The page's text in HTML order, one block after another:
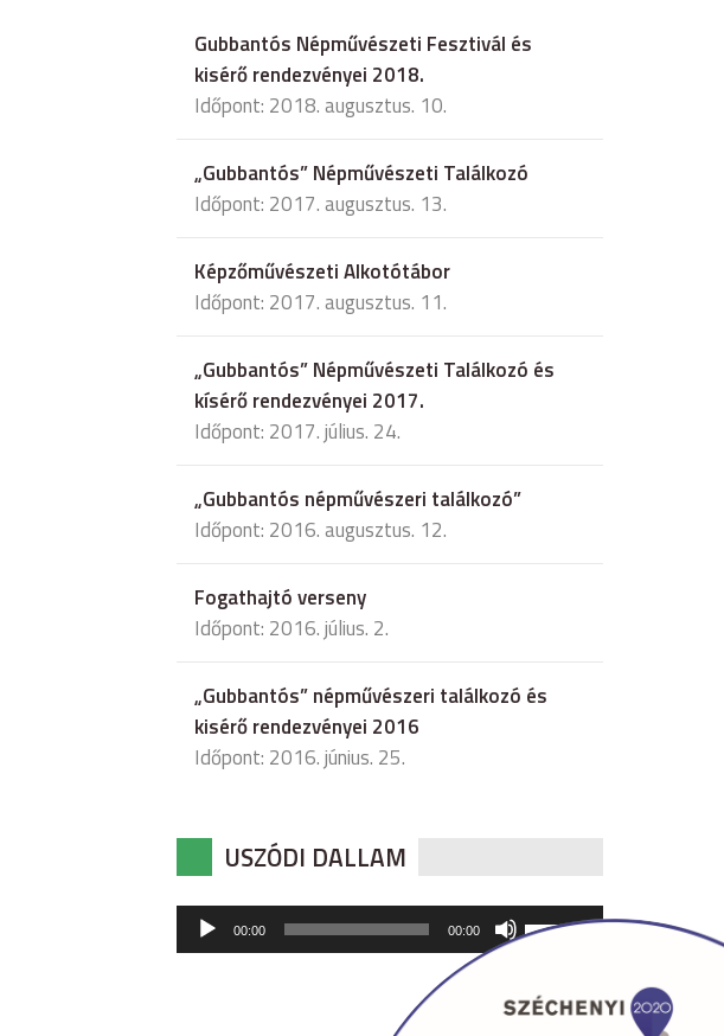
Gubbantós Népművészeti Fesztivál és
kisérő rendezvényei 2018.
Időpont: 2018. augusztus. 10.
„Gubbantós” Népművészeti Találkozó
Időpont: 2017. augusztus. 13.
Képzőművészeti Alkotótábor
Időpont: 2017. augusztus. 11.
„Gubbantós” Népművészeti Találkozó és
kísérő rendezvényei 2017.
Időpont: 2017. július. 24.
„Gubbantós népművészeri találkozó”
Időpont: 2016. augusztus. 12.
Fogathajtó verseny
Időpont: 2016. július. 2.
„Gubbantós” népművészeri találkozó és
kisérő rendezvényei 2016
Időpont: 2016. június. 25.
USZÓDI DALLAM
Audió
lejátszó
00:00 00:00
hangerő
csökkentéséhez